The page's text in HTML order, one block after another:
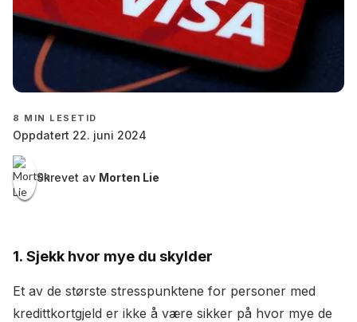
8 MIN LESETID
Oppdatert 22. juni 2024
Skrevet av Morten Lie
1. Sjekk hvor mye du skylder
Et av de største stresspunktene for personer med
kredittkortgjeld er ikke å være sikker på hvor mye de